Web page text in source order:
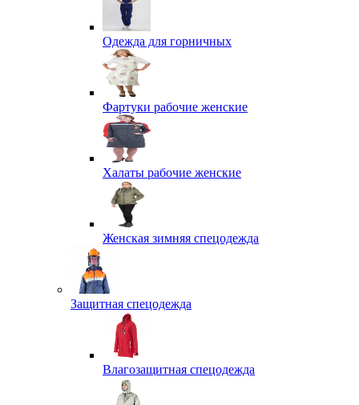
Одежда для горничных
Фартуки рабочие женские
Халаты рабочие женские
Женская зимняя спецодежда
Защитная спецодежда
Влагозащитная спецодежда